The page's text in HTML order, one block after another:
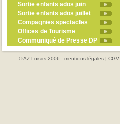
Sortie enfants ados juin
Sortie enfants ados juillet
Compagnies spectacles
Offices de Tourisme
Communiqué de Presse DP
© AZ Loisirs 2006 - mentions légales | CGV